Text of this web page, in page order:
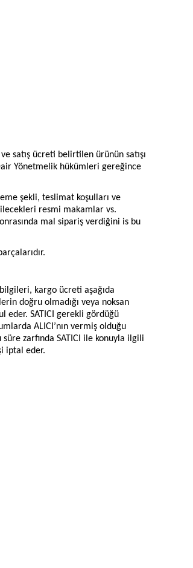
satış ücreti belirtilen ürünün satışı
Yönetmelik hükümleri gereğince
şekli, teslimat koşulları ve
resmi makamlar vs.
mal sipariş verdiğini is bu
kargo ücreti aşağıda
doğru olmadığı veya noksan
eder. SATICI gerekli gördüğü
ALICI’nın vermiş olduğu
zarfında SATICI ile konuyla ilgili
iptal eder.